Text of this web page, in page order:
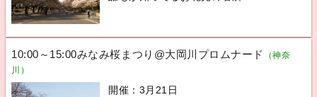
10:00～15:00みなみ桜まつり@大岡川プロムナード
（神奈
川）
開催：3月21日